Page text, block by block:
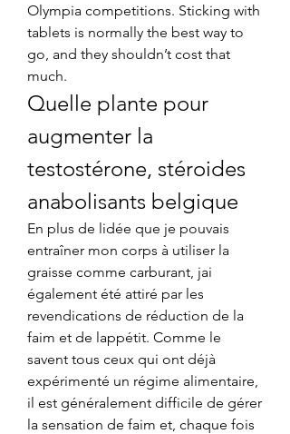
Olympia competitions. Sticking with
tablets is normally the best way to
go, and they shouldn’t cost that
much.
Quelle plante pour
augmenter la
testostérone, stéroides
anabolisants belgique
En plus de lidée que je pouvais
entraîner mon corps à utiliser la
graisse comme carburant, jai
également été attiré par les
revendications de réduction de la
faim et de lappétit. Comme le
savent tous ceux qui ont déjà
expérimenté un régime alimentaire,
il est généralement difficile de gérer
la sensation de faim et, chaque fois